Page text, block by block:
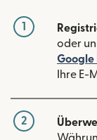
1
oder
Google
Ihre E-
2